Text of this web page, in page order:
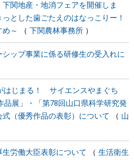
関地産・地消フェアを開催しま
とした歯ごたえのはなっこりー！
～
下関農林事務所
ップ事業に係る研修生の受入れに
はじまる！ サイエンスやまぐち
品展」・「第78回山口県科学研究発
（優秀作品の表彰）について
山
労働大臣表彰について
生活衛生